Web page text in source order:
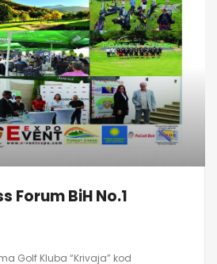
Forum BiH No.1
Golf Kluba “Krivaja” kod